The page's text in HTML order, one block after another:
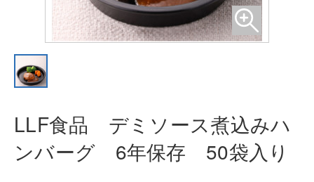
LLF食品 デミソース煮込みハ
ンバーグ 6年保存 50袋入り